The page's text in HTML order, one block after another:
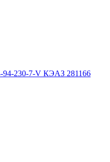
94-230-7-V КЭАЗ 281166